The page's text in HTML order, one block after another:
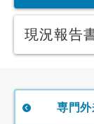
現況報告
専門